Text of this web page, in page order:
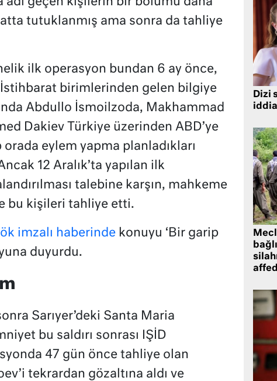
tutuklanmış ama sonra da tahliye
ilk operasyon bundan 6 ay önce,
İstihbarat birimlerinden gelen bilgiye
Abdullo İsmoilzoda, Makhammad
Dakiev Türkiye üzerinden ABD’ye
orada eylem yapma planladıkları
12 Aralık’ta yapılan ilk
talebine karşın, mahkeme
bu kişileri tahliye etti.
imzalı haberindekonuyu ‘Bir garip
duyurdu.
Sarıyer’deki Santa Maria
bu saldırı sonrası IŞİD
47 gün önce tahliye olan
tekrardan gözaltına aldı ve
Dizi